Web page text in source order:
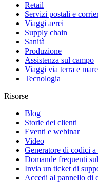
Retail
Servizi postali e
Viaggi aerei
Supply chain
Sanità
Produzione
Assistenza sul campo
Viaggi via terra e mare
Tecnologia
Risorse
Blog
Storie dei clienti
Eventi e webinar
Video
Generatore di codici
Domande frequenti
Invia un ticket di
Accedi al pannello di